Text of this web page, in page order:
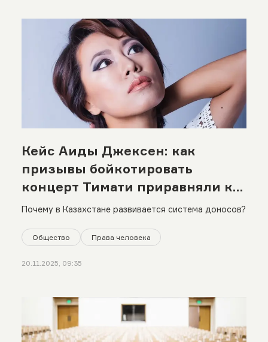
Кейс Аиды Джексен: как
призывы бойкотировать
концерт Тимати приравняли к
экстремизму
Почему в Казахстане развивается система доносов?
Общество Права человека
20.11.2025, 09:35